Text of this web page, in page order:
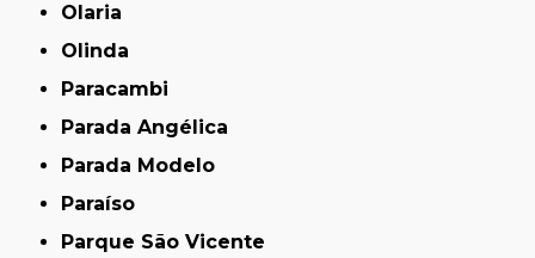
Olaria
Olinda
Paracambi
Parada Angélica
Parada Modelo
Paraíso
Parque São Vicente